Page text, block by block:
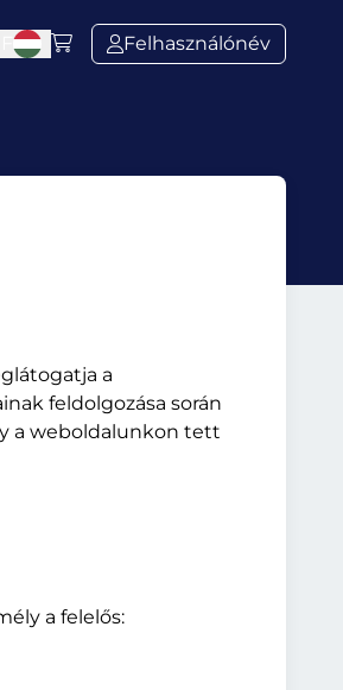
Felhasználónév
a
feldolgozása során
a weboldalunkon tett
a felelős: